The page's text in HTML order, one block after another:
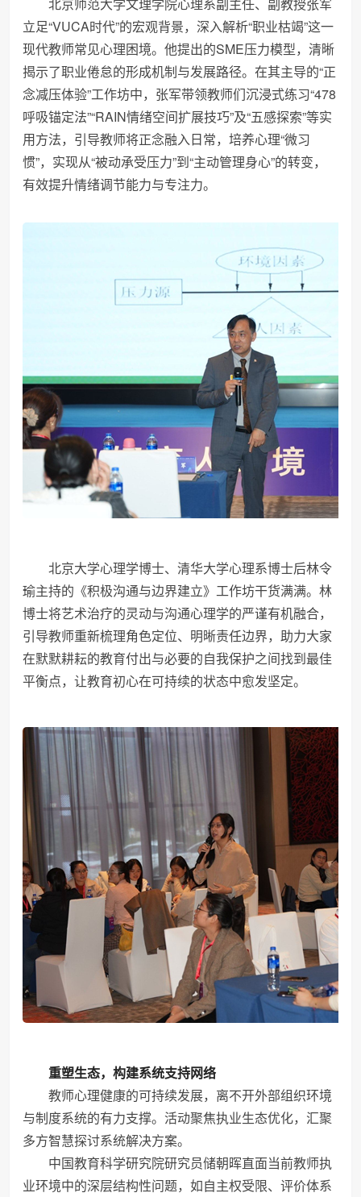
立足“VUCA时代”的宏观背景，深入解析“职业枯竭”这一
现代教师常见心理困境。他提出的SME压力模型，清晰
揭示了职业倦怠的形成机制与发展路径。在其主导的“正
念减压体验”工作坊中，张军带领教师们沉浸式练习“478
呼吸锚定法”“RAIN情绪空间扩展技巧”及“五感探索”等实
用方法，引导教师将正念融入日常，培养心理“微习
惯”，实现从“被动承受压力”到“主动管理身心”的转变，
有效提升情绪调节能力与专注力。
北京大学心理学博士、清华大学心理系博士后林令
瑜主持的《积极沟通与边界建立》工作坊干货满满。林
博士将艺术治疗的灵动与沟通心理学的严谨有机融合，
引导教师重新梳理角色定位、明晰责任边界，助力大家
在默默耕耘的教育付出与必要的自我保护之间找到最佳
平衡点，让教育初心在可持续的状态中愈发坚定。
重塑生态，构建系统支持网络
教师心理健康的可持续发展，离不开外部组织环境
与制度系统的有力支撑。活动聚焦执业生态优化，汇聚
多方智慧探讨系统解决方案。
中国教育科学研究院研究员储朝晖直面当前教师执
业环境中的深层结构性问题，如自主权受限、评价体系